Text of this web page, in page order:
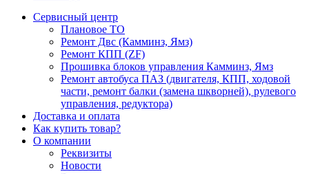
Сервисный центр
Плановое ТО
Ремонт Двс (Камминз, Ямз)
Ремонт КПП (ZF)
Прошивка блоков управления Камминз, Ямз
Ремонт автобуса ПАЗ (двигателя, КПП, ходовой
части, ремонт балки (замена шкворней), рулевого
управления, редуктора)
Доставка и оплата
Как купить товар?
О компании
Реквизиты
Новости